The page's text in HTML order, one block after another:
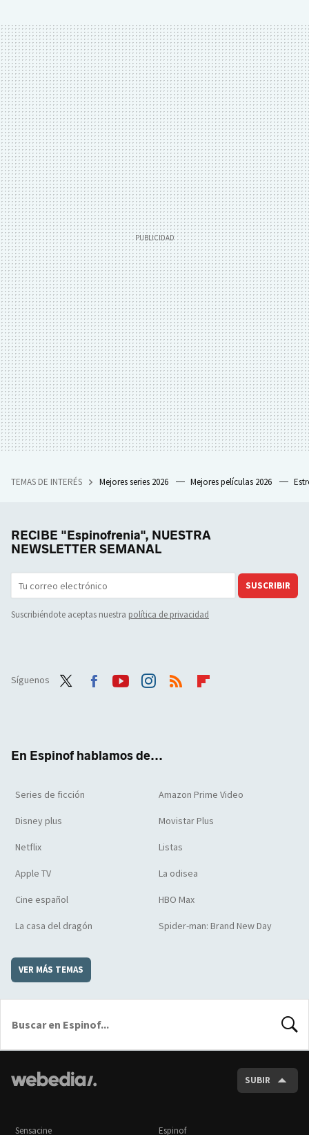
TEMAS DE INTERÉS Mejores series 2026 Mejores películas 2026
RECIBE "Espinofrenia", NUESTRA
NEWSLETTER SEMANAL
SUSCRIBIR
Suscribiéndote aceptas nuestra política de privacidad
Síguenos
En Espinof hablamos de...
Series de ficción Amazon Prime Video
Disney plus Movistar Plus
Netflix Listas
Apple TV La odisea
Cine español HBO Max
La casa del dragón Spider-man: Brand New Day
VER MÁS TEMAS
SUBIR
Sensacine Espinof